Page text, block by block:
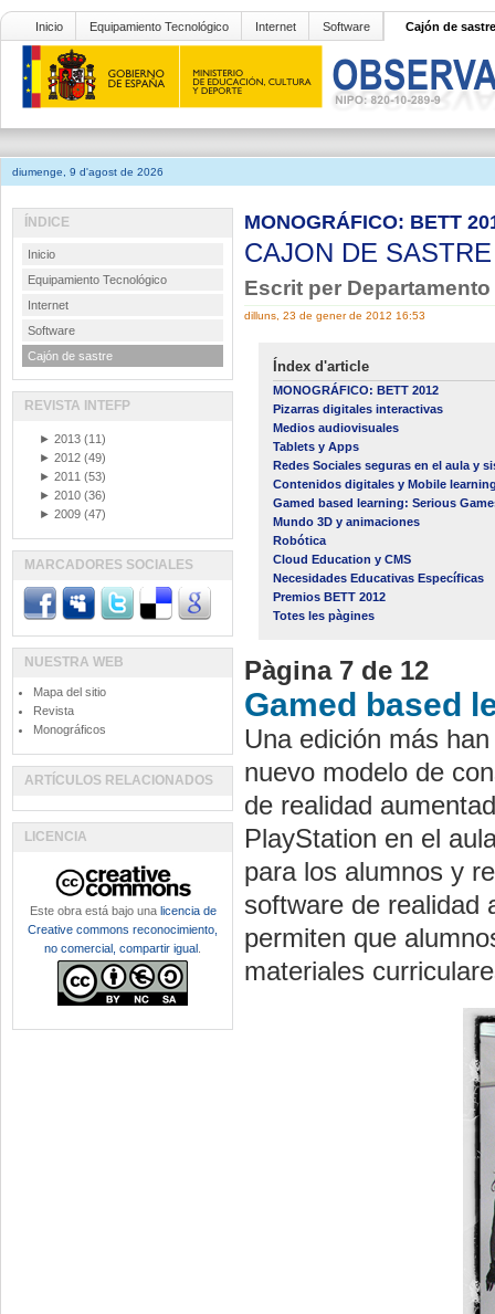
Inicio Equipamiento Tecnológico Internet Software Cajón de sastre
diumenge, 9 d'agost de 2026
MONOGRÁFICO: BETT
CAJON DE
Escrit per
dilluns, 23 de gener de 2012 16:53
Índex d'article
MONOGRÁFICO: BETT 2012
Pizarras digitales interactivas
Medios audiovisuales
Tablets y Apps
Redes Sociales seguras en el aula y
Contenidos digitales y Mobile
Gamed based learning: Serious
Mundo 3D y animaciones
Robótica
Cloud Education y CMS
Necesidades Educativas Específicas
Premios BETT 2012
Totes les pàgines
Pàgina 7 de 12
Gamed based
Una edición más
nuevo modelo de
de realidad
PlayStation en el
para los alumnos y
software de realidad
permiten que
materiales
ÍNDICE
Inicio
Equipamiento Tecnológico
Internet
Software
Cajón de sastre
REVISTA INTEFP
► 2013 (11)
► 2012 (49)
► 2011 (53)
► 2010 (36)
► 2009 (47)
MARCADORES SOCIALES
NUESTRA WEB
Mapa del sitio
Revista
Monográficos
ARTÍCULOS RELACIONADOS
LICENCIA
Este obra está bajo una licencia de
Creative commons reconocimiento,
no comercial, compartir igual